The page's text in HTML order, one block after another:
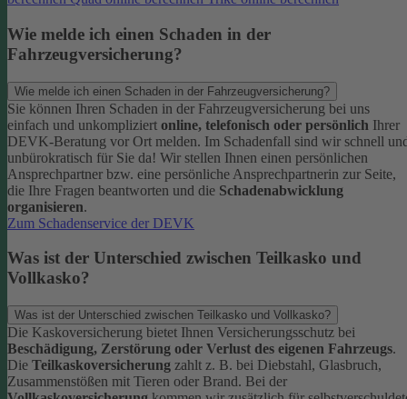
Wie melde ich einen Schaden in der
Fahrzeugversicherung?
Wie melde ich einen Schaden in der Fahrzeugversicherung?
Sie können Ihren Schaden in der Fahrzeugversicherung bei uns
einfach und unkompliziert online, telefonisch oder persönlich Ihrer
DEVK-Beratung vor Ort melden. Im Schadenfall sind wir schnell
unbürokratisch für Sie da! Wir stellen Ihnen einen persönlichen
Ansprechpartner bzw. eine persönliche Ansprechpartnerin zur Seite,
die Ihre Fragen beantworten und die Schadenabwicklung
organisieren.
Zum Schadenservice der DEVK
Was ist der Unterschied zwischen Teilkasko und
Vollkasko?
Was ist der Unterschied zwischen Teilkasko und Vollkasko?
Die Kaskoversicherung bietet Ihnen Versicherungsschutz bei
Beschädigung, Zerstörung oder Verlust des eigenen Fahrzeugs.
Die Teilkaskoversicherung zahlt z. B. bei Diebstahl, Glasbruch,
Zusammenstößen mit Tieren oder Brand. Bei der